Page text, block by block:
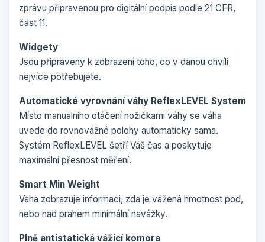
zprávu připravenou pro digitální podpis podle 21 CFR,
část 11.
Widgety
Jsou připraveny k zobrazení toho, co v danou chvíli
nejvíce potřebujete.
Automatické vyrovnání váhy ReflexLEVEL System
Místo manuálního otáčení nožičkami váhy se váha
uvede do rovnovážné polohy automaticky sama.
Systém ReflexLEVEL šetří Váš čas a poskytuje
maximální přesnost měření.
Smart Min Weight
Váha zobrazuje informaci, zda je vážená hmotnost pod,
nebo nad prahem minimální navážky.
Plně antistatická vážicí komora